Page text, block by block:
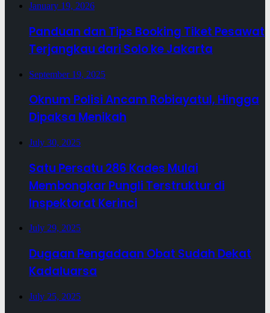
January 19, 2026
Panduan dan Tips Booking Tiket Pesawat
Terjangkau dari Solo ke Jakarta
September 19, 2025
Oknum Polisi Ancam Robiayatul, Hingga
Dipaksa Menikah
July 30, 2025
Satu Persatu 286 Kades Mulai
Membongkar Pungli Terstruktur di
Inspektorat Kerinci
July 29, 2025
Dugaan Pengadaan Obat Sudah Dekat
Kadaluarsa
July 25, 2025